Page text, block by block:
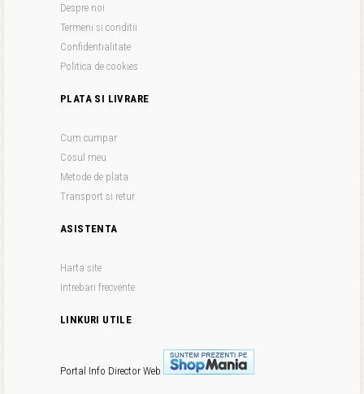
Despre noi
Termeni si conditii
Confidentialitate
Politica de cookies
PLATA SI LIVRARE
Cum cumpar
Cosul meu
Metode de plata
Transport si retur
ASISTENTA
Harta site
Intrebari frecvente
LINKURI UTILE
Portal Info Director Web